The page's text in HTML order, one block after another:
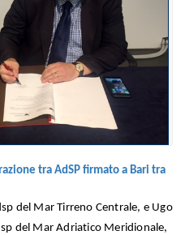
tra AdSP firmato a Bari tra
del Mar Tirreno Centrale, e Ugo
del Mar Adriatico Meridionale,